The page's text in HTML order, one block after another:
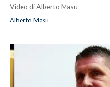
Video di Alberto Masu
Alberto Masu